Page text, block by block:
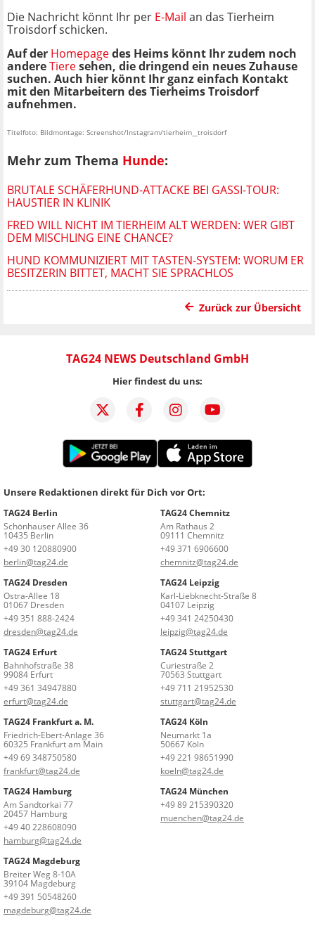
Die Nachricht könnt Ihr per E-Mail an das Tierheim
Troisdorf schicken.
Auf der Homepagedes Heims könnt Ihr zudem noch
andereTieresehen, die dringend ein neues Zuhause
suchen. Auch hier könnt Ihr ganz einfach Kontakt
mit den Mitarbeitern des Tierheims Troisdorf
aufnehmen.
Titelfoto: Bildmontage: Screenshot/Instagram/tierheim__troisdorf
Mehr zum Thema Hunde:
BRUTALE SCHÄFERHUND-ATTACKE BEI GASSI-TOUR:
HAUSTIER IN KLINIK
FRED WILL NICHT IM TIERHEIM ALT WERDEN: WER GIBT
DEM MISCHLING EINE CHANCE?
HUND KOMMUNIZIERT MIT TASTEN-SYSTEM: WORUM ER
BESITZERIN BITTET, MACHT SIE SPRACHLOS
Zurück zur Übersicht
TAG24 NEWS Deutschland GmbH
Hier findest du uns:
Unsere Redaktionen direkt für Dich vor Ort:
TAG24 Berlin
Schönhauser Allee 36
10435 Berlin
+49 30 120880900
berlin@tag24.de
TAG24 Chemnitz
Am Rathaus 2
09111 Chemnitz
+49 371 6906600
chemnitz@tag24.de
TAG24 Dresden
Ostra-Allee 18
01067 Dresden
+49 351 888-2424
dresden@tag24.de
TAG24 Leipzig
Karl-Liebknecht-Straße 8
04107 Leipzig
+49 341 24250430
leipzig@tag24.de
TAG24 Erfurt
Bahnhofstraße 38
99084 Erfurt
+49 361 34947880
erfurt@tag24.de
TAG24 Stuttgart
Curiestraße 2
70563 Stuttgart
+49 711 21952530
stuttgart@tag24.de
TAG24 Frankfurt a. M.
Friedrich-Ebert-Anlage 36
60325 Frankfurt am Main
+49 69 348750580
frankfurt@tag24.de
TAG24 Köln
Neumarkt 1a
50667 Köln
+49 221 98651990
koeln@tag24.de
TAG24 Hamburg
Am Sandtorkai 77
20457 Hamburg
+49 40 228608090
hamburg@tag24.de
TAG24 München
+49 89 215390320
muenchen@tag24.de
TAG24 Magdeburg
Breiter Weg 8-10A
39104 Magdeburg
+49 391 50548260
magdeburg@tag24.de